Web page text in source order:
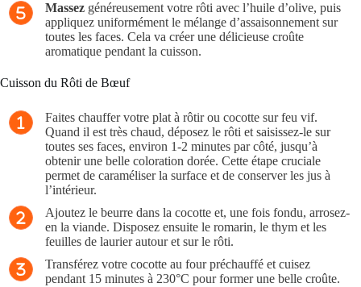
Massezgénéreusement votre rôti avec l’huile d’olive, puis
appliquez uniformément le mélange d’assaisonnement sur
toutes les faces. Cela va créer une délicieuse croûte
aromatique pendant la cuisson.
Cuisson du Rôti de Bœuf
Faites chauffer votre plat à rôtir ou cocotte sur feu vif.
Quand il est très chaud, déposez le rôti et saisissez-le sur
toutes ses faces, environ 1-2 minutes par côté, jusqu’à
obtenir une belle coloration dorée. Cette étape cruciale
permet de caraméliser la surface et de conserver les jus à
l’intérieur.
Ajoutez le beurre dans la cocotte et, une fois fondu, arrosez-
en la viande. Disposez ensuite le romarin, le thym et les
feuilles de laurier autour et sur le rôti.
Transférez votre cocotte au four préchauffé et cuisez
pendant 15 minutes à 230°C pour former une belle croûte.